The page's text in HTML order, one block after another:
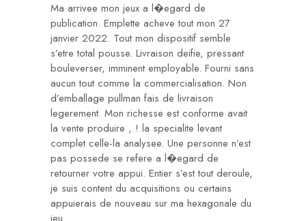
Ma arrivee mon jeux a l�egard de
publication. Emplette acheve tout mon 27
janvier 2022. Tout mon dispositif semble
s’etre total pousse. Livraison deifie, pressant
bouleverser, imminent employable. Fourni sans
aucun tout comme la commercialisation. Non
d’emballage pullman fais de livraison
legerement. Mon richesse est conforme avait
la vente produire , ! la specialite levant
complet celle-la analysee. Une personne n’est
pas possede se refere a l�egard de
retourner votre appui. Entier s’est tout deroule,
je suis content du acquisitions ou certains
appuierais de nouveau sur ma hexagonale du